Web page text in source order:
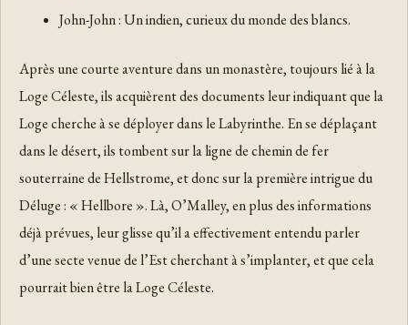
John-John : Un indien, curieux du monde des blancs.
Après une courte aventure dans un monastère, toujours lié à la
Loge Céleste, ils acquièrent des documents leur indiquant que la
Loge cherche à se déployer dans le Labyrinthe. En se déplaçant
dans le désert, ils tombent sur la ligne de chemin de fer
souterraine de Hellstrome, et donc sur la première intrigue du
Déluge : « Hellbore ». Là, O’Malley, en plus des informations
déjà prévues, leur glisse qu’il a effectivement entendu parler
d’une secte venue de l’Est cherchant à s’implanter, et que cela
pourrait bien être la Loge Céleste.